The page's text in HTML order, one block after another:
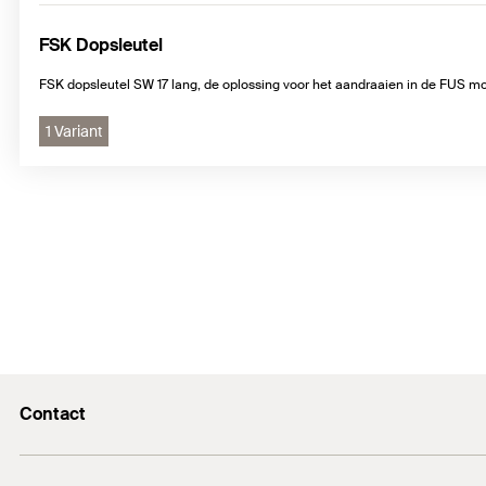
FSK Dopsleutel
FSK dopsleutel SW 17 lang, de oplossing voor het aandraaien in de FUS
1 Variant
Contact